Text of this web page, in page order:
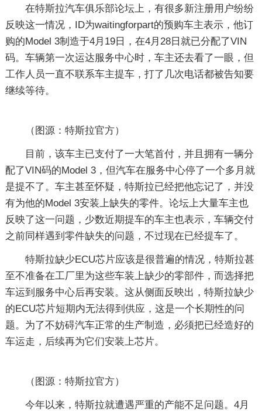
在特斯拉汽车俱乐部论坛上，有很多新注册用户纷纷
反映这一情况，ID为waitingforpart的预购车主表示，他订
购的Model 3制造于4月19日，在4月28日就已分配了VIN
码。车辆第一次运达服务中心时，车主还去看了一眼，但
工作人员一直不联系车主提车，打了几次电话都被告知要
继续等待。
（图源：特斯拉官方）
目前，该车主已支付了一大笔首付，并且拥有一辆分
配了VIN码的Model 3，但汽车在服务中心停了一个多月就
是提不了。车主甚至怀疑，特斯拉已经把他忘记了，并没
有为他的Model 3安装上缺失的零件。论坛上大量车主也
反映了这一问题，少数近期提车的车主也表示，车辆交付
之前同样遇到零件缺失的问题，不过现在已经提车了。
特斯拉缺少ECU芯片应该是很普遍的情况，特斯拉甚
至不准备在工厂里为这些车装上缺少的零部件，而选择把
车运到服务中心后再安装。这从侧面反映出，特斯拉缺少
的ECU芯片短期内无法得到供应，这是一个长期性的问
题。为了不妨碍汽车正常的生产制造，必须把已经造好的
车运走，后续再为它们安装上芯片。
（图源：特斯拉官方）
今年以来，特斯拉就遭遇严重的产能不足问题。4月